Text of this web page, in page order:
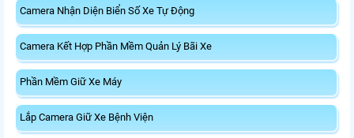
Camera Nhận Diện Biển Số Xe Tự Động
Camera Kết Hợp Phần Mềm Quản Lý Bãi Xe
Phần Mềm Giữ Xe Máy
Lắp Camera Giữ Xe Bệnh Viện